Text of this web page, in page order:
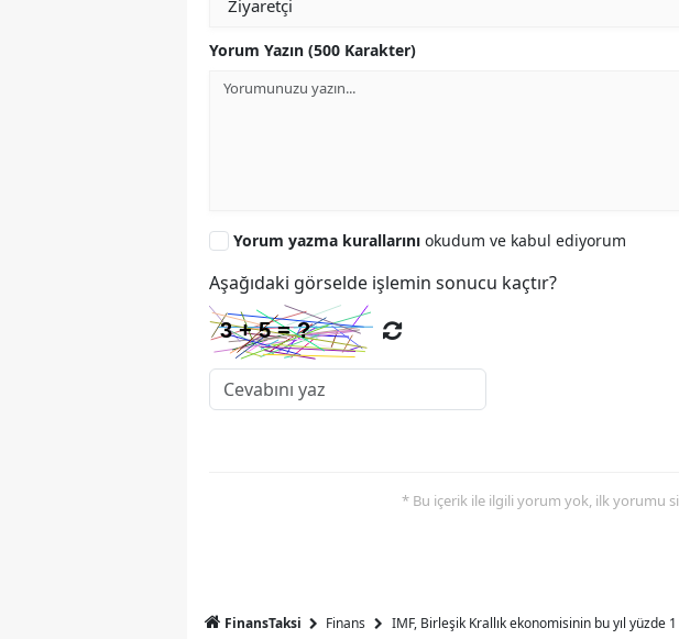
Yorum Yazın (500 Karakter)
Yorum yazma kurallarını okudum ve kabul ediyorum
Aşağıdaki görselde işlemin sonucu kaçtır?
* Bu içerik ile ilgili yorum yok, ilk yorumu
FinansTaksi Finans IMF, Birleşik Krallık ekonomisinin bu yıl yüzde